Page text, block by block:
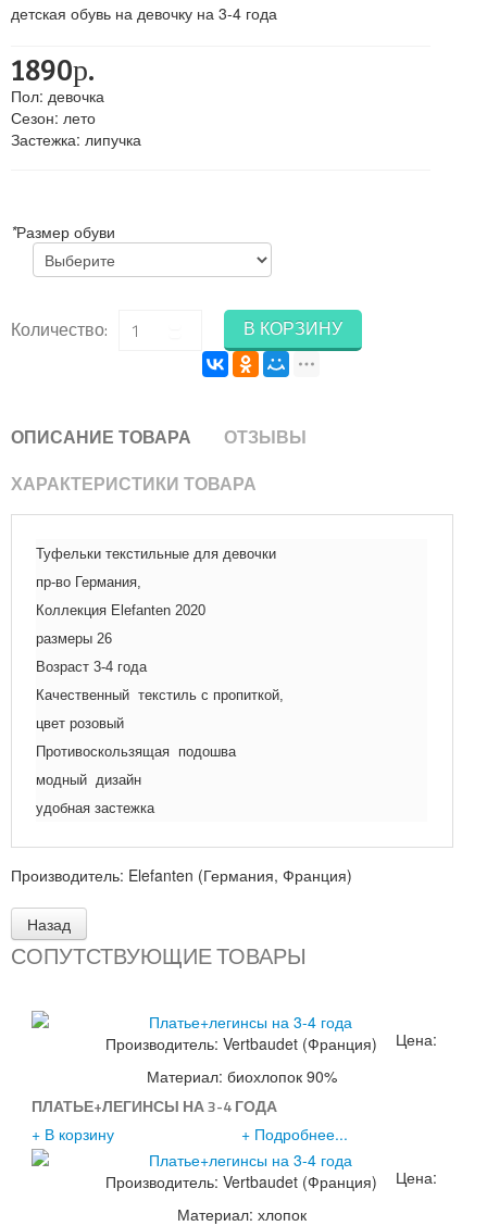
детская обувь на девочку на 3-4 года
1890р.
Пол: девочка
Сезон: лето
Застежка: липучка
*Размер обуви
Количество: В КОРЗИНУ
ОПИСАНИЕ ТОВАРА
ОТЗЫВЫ
ХАРАКТЕРИСТИКИ ТОВАРА
Туфельки текстильные для девочки
пр-во Германия,
Коллекция Elefanten 2020
размеры 26
Возраст 3-4 года
Качественный текстиль с пропиткой,
цвет розовый
Противоскользящая подошва
модный дизайн
удобная застежка
Производитель: Elefanten (Германия, Франция)
СОПУТСТВУЮЩИЕ ТОВАРЫ
Производитель:Vertbaudet (Франция) Цена:
1290р.
Материал: биохлопок 90%
ПЛАТЬЕ+ЛЕГИНСЫ НА 3-4 ГОДА
+ В корзину + Подробнее...
Производитель:Vertbaudet (Франция) Цена:
1290р.
Материал: хлопок